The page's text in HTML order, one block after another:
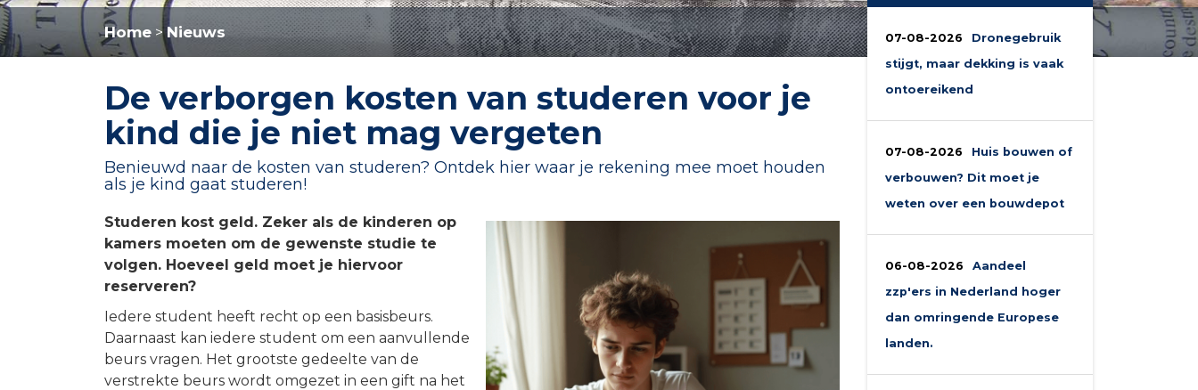
Home > Nieuws
De verborgen kosten van studeren voor je
kind die je niet mag vergeten
Benieuwd naar de kosten van studeren? Ontdek hier waar je rekening mee moet houden
als je kind gaat studeren!
Studeren kost geld. Zeker als de kinderen op
kamers moeten om de gewenste studie te
volgen. Hoeveel geld moet je hiervoor
reserveren?
Iedere student heeft recht op een basisbeurs.
Daarnaast kan iedere student om een aanvullende
beurs vragen. Het grootste gedeelte van de
verstrekte beurs wordt omgezet in een gift na het
07-08-2026
Dronegebruik
stijgt, maar dekking is vaak
ontoereikend
07-08-2026
Huis bouwen of
verbouwen? Dit moet je
weten over een bouwdepot
06-08-2026
Aandeel
zzp'ers in Nederland hoger
dan omringende Europese
landen.